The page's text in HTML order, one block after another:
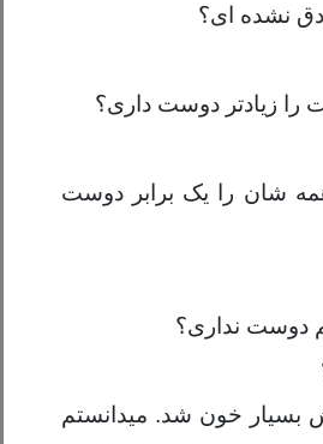
نشده ای؟
را زیادتر دوست داری؟
شان را یک برابر دوست
دوست نداری؟
بسیار خون شد. میدانستم